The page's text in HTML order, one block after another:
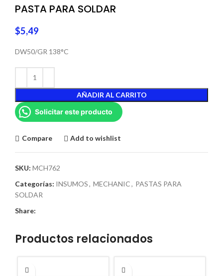
PASTA PARA SOLDAR
$5,49
DW50/GR 138°C
AÑADIR AL CARRITO
Solicitar este producto
Compare Add to wishlist
SKU: MCH762
Categorías: INSUMOS, MECHANIC, PASTAS PARA
SOLDAR
Share:
Productos relacionados
AÑADIR AL CARRITO AÑADIR AL CARRITO